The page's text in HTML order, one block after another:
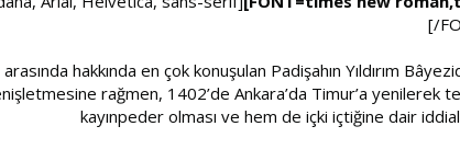
[/
arasında hakkında en çok konuşulan Padişahın Yıldırım
rağmen, 1402’de Ankara’da Timur’a yenilerek
kayınpeder olması ve hem de içki içtiğine dair